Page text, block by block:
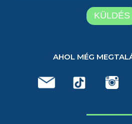
AHOL MÉG